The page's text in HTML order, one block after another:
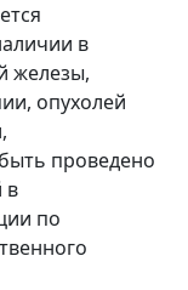
в
железы,
опухолей
проведено
в
по